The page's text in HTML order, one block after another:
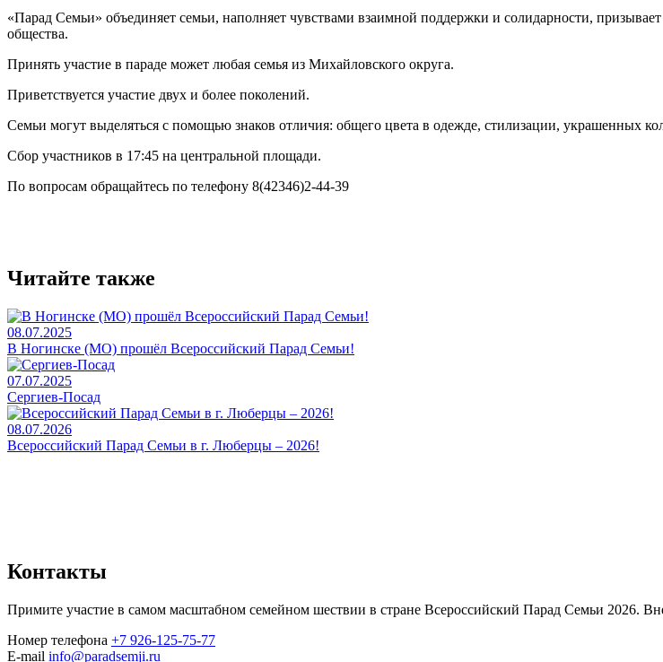
«Парад Семьи» объединяет семьи, наполняет чувствами взаимной поддержки и солидарности,
общества.
Принять участие в параде может любая семья из Михайловского округа.
Приветствуется участие двух и более поколений.
Семьи могут выделяться с помощью знаков отличия: общего цвета в одежде, стилизации, украшенных
Сбор участников в 17:45 на центральной площади.
По вопросам обращайтесь по телефону 8(42346)2-44-39
Читайте также
08.07.2025
В Ногинске (МО) прошёл Всероссийский Парад Семьи!
07.07.2025
Сергиев-Посад
08.07.2026
Всероссийский Парад Семьи в г. Люберцы – 2026!
Контакты
Примите участие в самом масштабном семейном шествии в стране Всероссийский Парад Семьи 2026.
Номер телефона +7 926-125-75-77
E-mail info@paradsemji.ru